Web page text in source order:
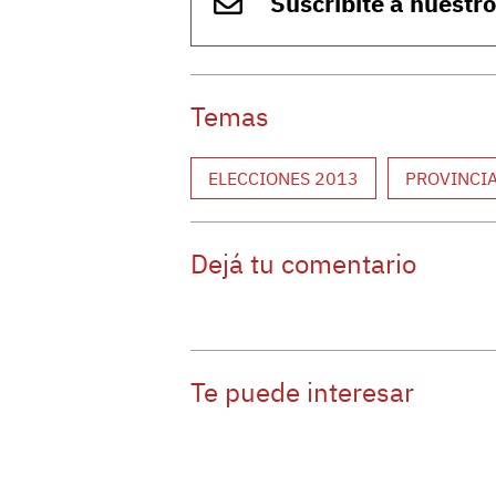
Temas
ELECCIONES 2013
Dejá tu comentario
Te puede interesar